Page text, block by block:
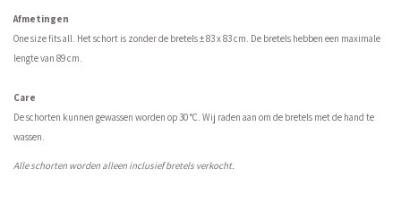
Afmetingen
One size fits all. Het schort is zonder de bretels ± 83 x 83 cm. De bretels hebben een maximale
lengte van 89 cm.
Care
De schorten kunnen gewassen worden op 30 °C. Wij raden aan om de bretels met de hand te
wassen.
Alle schorten worden alleen inclusief bretels verkocht.